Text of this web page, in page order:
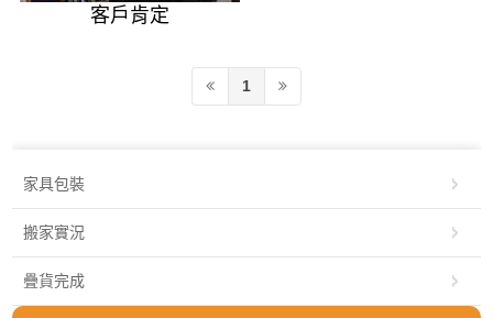
客戶肯定
1
家具包裝
搬家實況
疊貨完成